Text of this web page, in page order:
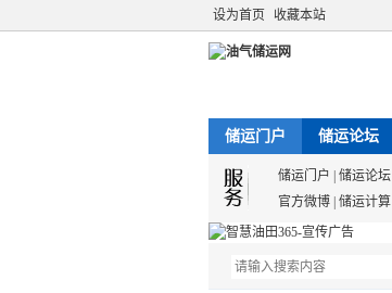
设为首页 收藏本站
储运门户 储运论坛
储运门户 储运论坛
官方微博 储运计算